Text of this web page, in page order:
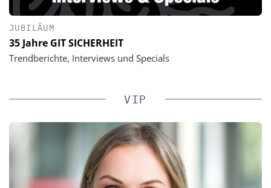
JUBILÄUM
35 Jahre GIT SICHERHEIT
Trendberichte, Interviews und Specials
VIP